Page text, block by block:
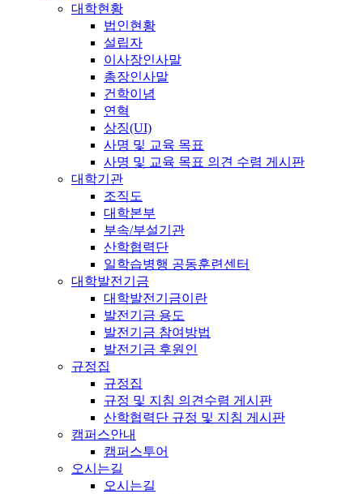
대학현황
법인현황
설립자
이사장인사말
총장인사말
건학이념
연혁
상징(UI)
사명 및 교육 목표
사명 및 교육 목표 의견 수렴 게시판
대학기관
조직도
대학본부
부속/부설기관
산학협력단
일학습병행 공동훈련센터
대학발전기금
대학발전기금이란
발전기금 용도
발전기금 참여방법
발전기금 후원인
규정집
규정집
규정 및 지침 의견수렴 게시판
산학협력단 규정 및 지침 게시판
캠퍼스안내
캠퍼스투어
오시는길
오시는길